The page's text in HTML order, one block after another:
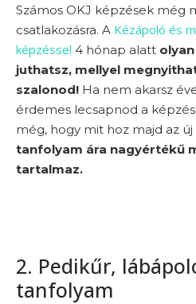
Számos OKJ képzések még
csatlakozásra. A Kézápoló és
képzéssel 4 hónap alatt
juthatsz, mellyel
szalonod! Ha nem akarsz
érdemes lecsapnod a
még, hogy mit hoz majd az
tanfolyam ára nagyértékű
tartalmaz.
2. Pedikűr,
tanfolyam